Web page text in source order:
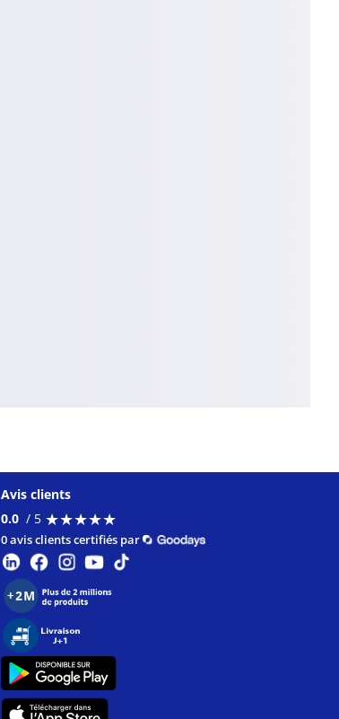
Avis clients
0.0 / 5 ★★★★★
★★★★★
0 avis clients certifiés par